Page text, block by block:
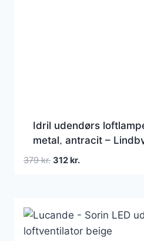
Idril udendørs
metal, antracit –
Moderne – Aluminium –
379kr. Den
379 kr..
312kr.Den
312 kr..